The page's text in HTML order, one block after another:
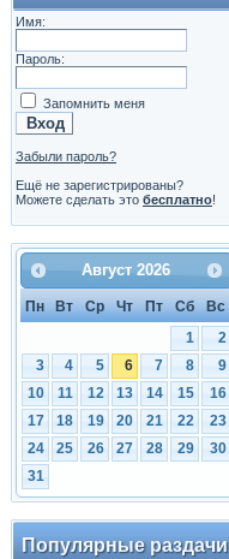
Имя:
Пароль:
Запомнить меня
Забыли пароль?
Ещё не зарегистрированы?
Можете сделать это бесплатно!
Август 2026
Пн Вт Ср Чт Пт Сб
Вс
1
2
3
4 5 6 7 8
9
10
11 12 13 14 15
16
17
18 19 20 21 22
23
24
25 26 27 28 29
30
31
Популярные раздачи